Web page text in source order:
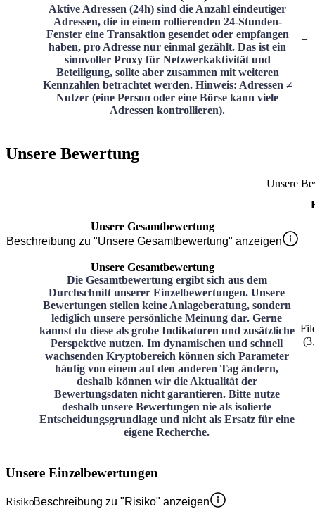
Aktive Adressen (24h) sind die Anzahl eindeutiger
Adressen, die in einem rollierenden 24-Stunden-
Fenster eine Transaktion gesendet oder empfangen
haben, pro Adresse nur einmal gezählt. Das ist ein
sinnvoller Proxy für Netzwerkaktivität und
Beteiligung, sollte aber zusammen mit weiteren
Kennzahlen betrachtet werden. Hinweis: Adressen ≠
Nutzer (eine Person oder eine Börse kann viele
Adressen kontrollieren).
–
Unsere Bewertung
Unsere
Unsere Gesamtbewertung
Beschreibung zu "Unsere Gesamtbewertung" anzeigen
Unsere Gesamtbewertung
Die Gesamtbewertung ergibt sich aus dem
Durchschnitt unserer Einzelbewertungen. Unsere
Bewertungen stellen keine Anlageberatung, sondern
lediglich unsere persönliche Meinung dar. Gerne
kannst du diese als grobe Indikatoren und zusätzliche
Perspektive nutzen. Im dynamischen und schnell
wachsenden Kryptobereich können sich Parameter
häufig von einem auf den anderen Tag ändern,
deshalb können wir die Aktualität der
Bewertungsdaten nicht garantieren. Bitte nutze
deshalb unsere Bewertungen nie als isolierte
Entscheidungsgrundlage und nicht als Ersatz für eine
eigene Recherche.
(
Unsere Einzelbewertungen
RisikoBeschreibung zu "Risiko" anzeigen